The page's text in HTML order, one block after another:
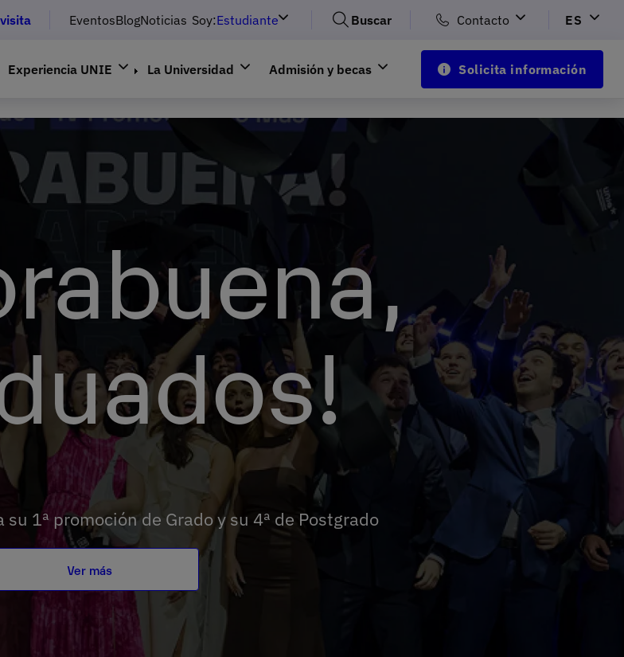
EventosBlogNoticias Soy:Estudiante Buscar Contacto ES
Experiencia UNIE La Universidad Admisión y becas Solicita información
1ª promoción de Grado y su 4ª de Postgrado
Ver más